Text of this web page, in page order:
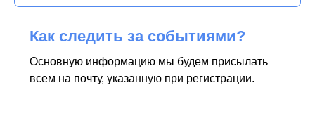
Как следить за событиями?
Основную информацию мы будем присылать
всем на почту, указанную при регистрации.